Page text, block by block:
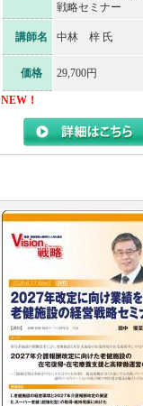
戦略セミナー
講師名 中林 梓 氏
価格 29,700円
NEW！